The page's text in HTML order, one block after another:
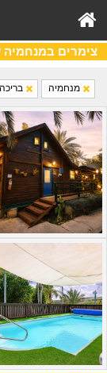
צימרים במנחמיה
מנחמיה בריכה